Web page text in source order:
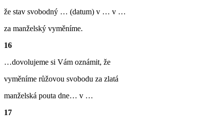
že stav svobodný … (datum) v … v …
za manželský vyměníme.
16
…dovolujeme si Vám oznámit, že
vyměníme růžovou svobodu za zlatá
manželská pouta dne… v …
17